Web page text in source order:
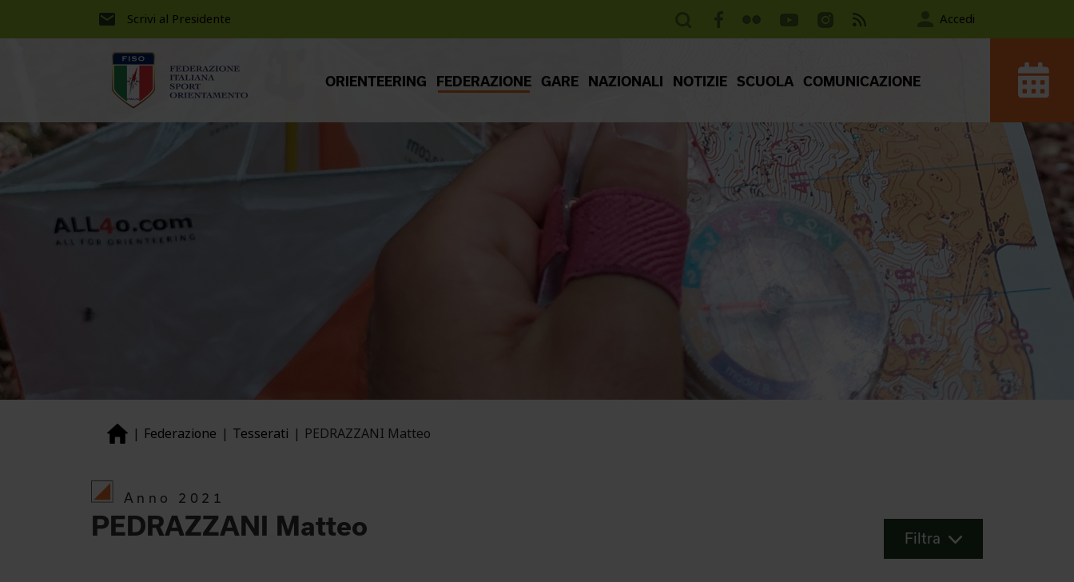
Scrivi al Presidente Accedi
ORIENTEERING FEDERAZIONE GARE NAZIONALI NOTIZIE SCUOLA COMUNICAZIONE
Federazione Tesserati PEDRAZZANI Matteo
Anno 2021
PEDRAZZANI Matteo Filtra